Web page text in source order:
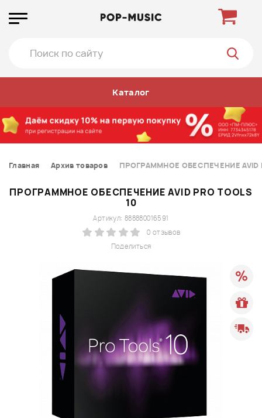
Каталог
Главная Архив товаров ПРОГРАММНОЕ ОБЕСПЕЧЕНИЕ AVID
ПРОГРАММНОЕ ОБЕСПЕЧЕНИЕ AVID PRO TOOLS
10
Поделиться
Артикул: 888880016591
0 отзывов